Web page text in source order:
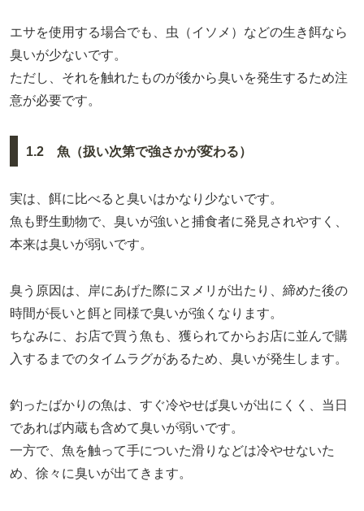
エサを使用する場合でも、虫（イソメ）などの生き餌なら
臭いが少ないです。
ただし、それを触れたものが後から臭いを発生するため注
意が必要です。
1.2 魚（扱い次第で強さかが変わる）
実は、餌に比べると臭いはかなり少ないです。
魚も野生動物で、臭いが強いと捕食者に発見されやすく、
本来は臭いが弱いです。
臭う原因は、岸にあげた際にヌメリが出たり、締めた後の
時間が長いと餌と同様で臭いが強くなります。
ちなみに、お店で買う魚も、獲られてからお店に並んで購
入するまでのタイムラグがあるため、臭いが発生します。
釣ったばかりの魚は、すぐ冷やせば臭いが出にくく、当日
であれば内蔵も含めて臭いが弱いです。
一方で、魚を触って手についた滑りなどは冷やせないた
め、徐々に臭いが出てきます。